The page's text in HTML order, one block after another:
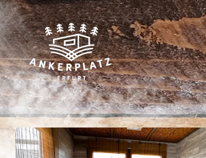
DEINE ANKERPLÄTZE